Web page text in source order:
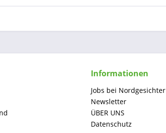
Informationen
Jobs bei Nordgesichter
Newsletter
ÜBER UNS
Datenschutz